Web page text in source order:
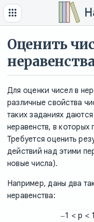
Оценить
Для оценки чисел в
различные свойства
таких заданиях
неравенств, в которых
Требуется оценить
действий над этими
новые числа).
Например, даны два
неравенства:
–1 < p <